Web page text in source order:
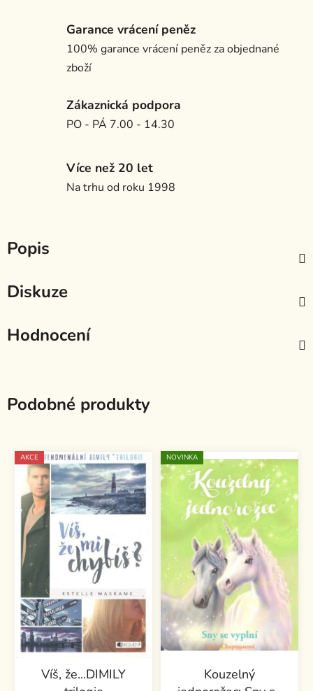
Garance vrácení peněz
100% garance vrácení peněz za objednané
zboží
Zákaznická podpora
PO - PÁ 7.00 - 14.30
Více než 20 let
Na trhu od roku 1998
Popis
Diskuze
Hodnocení
Podobné produkty
AKCE
Víš, že...DIMILY
NOVINKA
Kouzelný